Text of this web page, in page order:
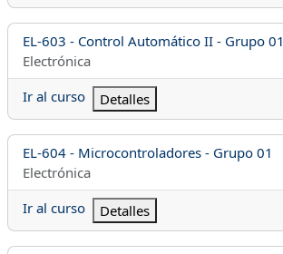
Nombre del curso
EL-603 - Control Automático II - Grupo 01
Categoría del curso
Electrónica
Ir al curso
Detalles
Nombre del curso
EL-604 - Microcontroladores - Grupo 01
Categoría del curso
Electrónica
Ir al curso
Detalles